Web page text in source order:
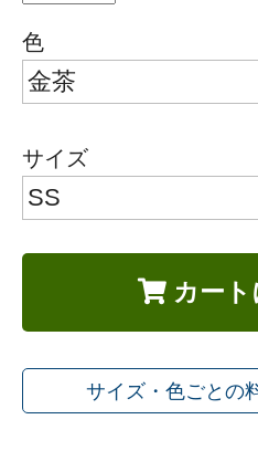
色
サイズ
カー
サイズ・色ごとの